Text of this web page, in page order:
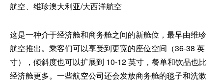
航空、维珍澳大利亚/大西洋航空
这是一种介于经济舱和商务舱之间的新舱位，最早由维珍
航空推出。乘客们可以享受到更宽的座位空间（36-38 英
寸），倾斜度也可以扩展到 10-12 英寸，餐单和饮品也比
经济舱更多。一些航空公司还会发放商务舱的毯子和洗漱